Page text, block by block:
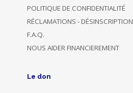
POLITIQUE DE CONFIDENTIALITÉ
RÉCLAMATIONS - DÉSINSCRIPTION
F.A.Q.
NOUS AIDER FINANCIEREMENT
Le don